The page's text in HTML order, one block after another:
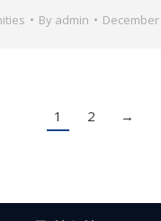
By admin December
1 2 →